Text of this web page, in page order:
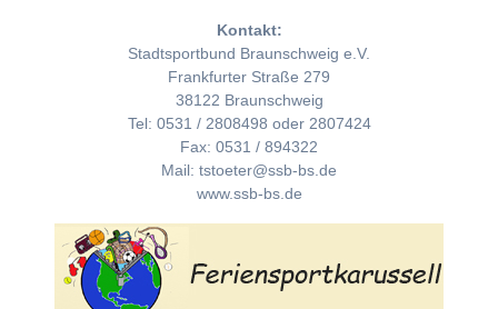
Kontakt:
Stadtsportbund Braunschweig e.V.
Frankfurter Straße 279
38122 Braunschweig
Tel: 0531 / 2808498 oder 2807424
Fax: 0531 / 894322
Mail: tstoeter@ssb-bs.de
www.ssb-bs.de